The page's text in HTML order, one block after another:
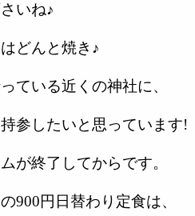
いね♪
どんと焼き♪
ている近くの神社に、
参したいと思っています!
が終了してからです。
900円日替わり定食は、